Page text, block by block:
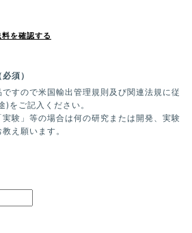
料を確認する
必須）
すので米国輸出管理規則及び関連法規に従
)をご記入ください。
験」等の場合は何の研究または開発、実験
え願います。